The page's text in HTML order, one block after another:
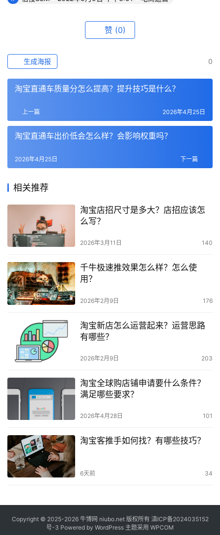
赞 (0)
0
生成海报
淘宝直通车质量分怎么提高？提升技巧是什么？
上一篇 2026年4月25日
淘宝直通车出价低会怎么样？会影响权重吗？
下一篇
2026年4月25日
相关推荐
淘宝店招尺寸是多大？店招应该怎
么写？
2026年3月11日 140
千牛极速推效果怎么样？怎么使
用？
2026年2月9日 176
淘宝新店怎么运营起来？运营思路
有哪些？
2026年2月9日 203
淘宝全球购店铺申请要什么条件？
满足哪些要求？
2026年4月28日 101
淘宝客推手如何找？有哪些技巧？
6天前 34
Copyright © 2025-2026 牛博网 niubo.net 版权所有 滇ICP备2024035152
号-3 Powered by WordPress 主题采用 WPCOM